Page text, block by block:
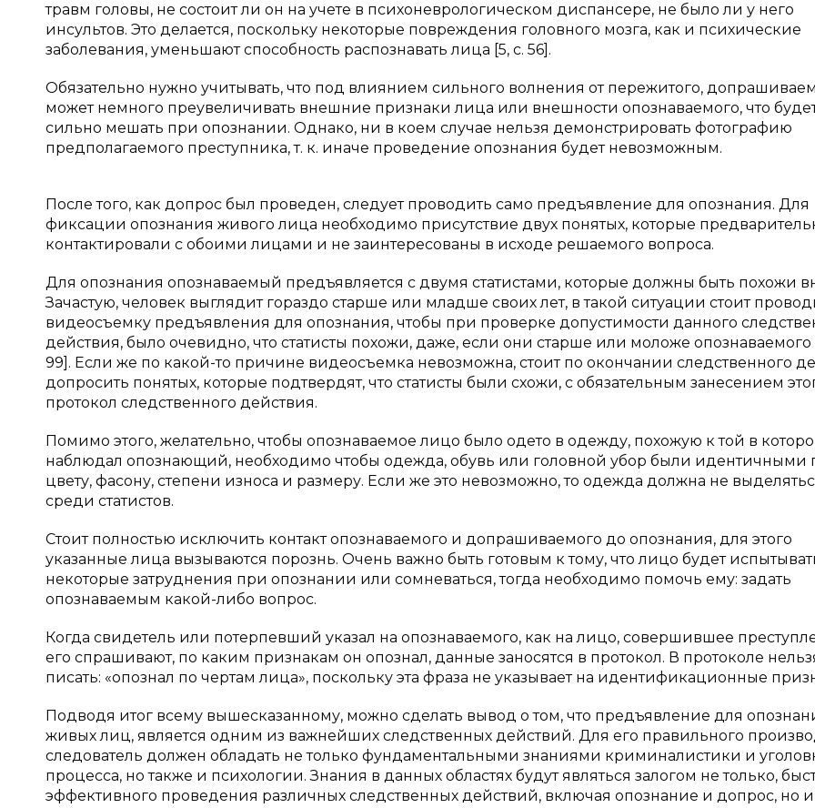
травм головы, не состоит ли он на учете в психоневрологическом диспансере, не было ли у него
инсультов. Это делается, поскольку некоторые повреждения головного мозга, как и психические
заболевания, уменьшают способность распознавать лица [5, с. 56].
Обязательно нужно учитывать, что под влиянием сильного волнения от пережитого,
может немного преувеличивать внешние признаки лица или внешности опознаваемого, что
сильно мешать при опознании. Однако, ни в коем случае нельзя демонстрировать фотографию
предполагаемого преступника, т. к. иначе проведение опознания будет невозможным.
После того, как допрос был проведен, следует проводить само предъявление для опознания. Для
фиксации опознания живого лица необходимо присутствие двух понятых, которые
контактировали с обоими лицами и не заинтересованы в исходе решаемого вопроса.
Для опознания опознаваемый предъявляется с двумя статистами, которые должны быть похожи
Зачастую, человек выглядит гораздо старше или младше своих лет, в такой ситуации стоит
видеосъемку предъявления для опознания, чтобы при проверке допустимости данного
действия, было очевидно, что статисты похожи, даже, если они старше или моложе опознаваемого
99]. Если же по какой-то причине видеосъемка невозможна, стоит по окончании следственного
допросить понятых, которые подтвердят, что статисты были схожи, с обязательным занесением
протокол следственного действия.
Помимо этого, желательно, чтобы опознаваемое лицо было одето в одежду, похожую к той в
наблюдал опознающий, необходимо чтобы одежда, обувь или головной убор были идентичными
цвету, фасону, степени износа и размеру. Если же это невозможно, то одежда должна не
среди статистов.
Стоит полностью исключить контакт опознаваемого и допрашиваемого до опознания, для этого
указанные лица вызываются порознь. Очень важно быть готовым к тому, что лицо будет
некоторые затруднения при опознании или сомневаться, тогда необходимо помочь ему: задать
опознаваемым какой-либо вопрос.
Когда свидетель или потерпевший указал на опознаваемого, как на лицо, совершившее
его спрашивают, по каким признакам он опознал, данные заносятся в протокол. В протоколе
писать: «опознал по чертам лица», поскольку эта фраза не указывает на идентификационные
Подводя итог всему вышесказанному, можно сделать вывод о том, что предъявление для
живых лиц, является одним из важнейших следственных действий. Для его правильного
следователь должен обладать не только фундаментальными знаниями криминалистики и
процесса, но также и психологии. Знания в данных областях будут являться залогом не только,
эффективного проведения различных следственных действий, включая опознание и допрос, но и